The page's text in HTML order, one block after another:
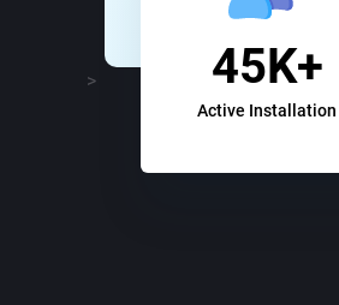
45K+
Active Installation
>